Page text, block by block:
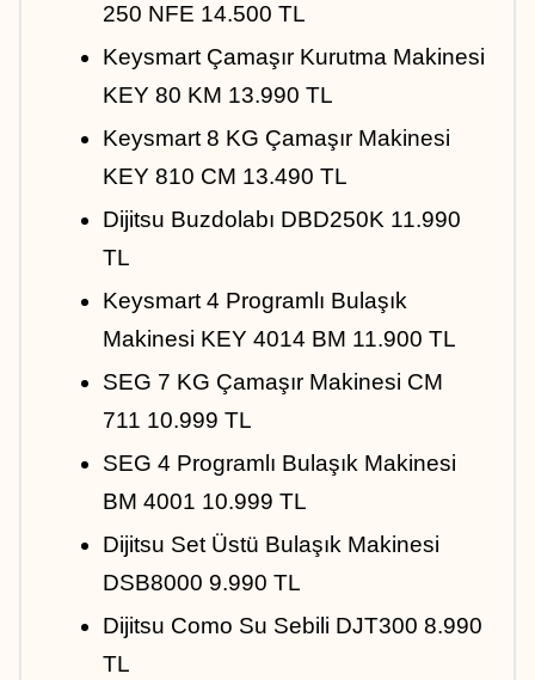
250 NFE 14.500 TL
Keysmart Çamaşır Kurutma Makinesi
KEY 80 KM 13.990 TL
Keysmart 8 KG Çamaşır Makinesi
KEY 810 CM 13.490 TL
Dijitsu Buzdolabı DBD250K 11.990
TL
Keysmart 4 Programlı Bulaşık
Makinesi KEY 4014 BM 11.900 TL
SEG 7 KG Çamaşır Makinesi CM
711 10.999 TL
SEG 4 Programlı Bulaşık Makinesi
BM 4001 10.999 TL
Dijitsu Set Üstü Bulaşık Makinesi
DSB8000 9.990 TL
Dijitsu Como Su Sebili DJT300 8.990
TL